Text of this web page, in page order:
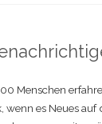
Menschen
wenn es Neues